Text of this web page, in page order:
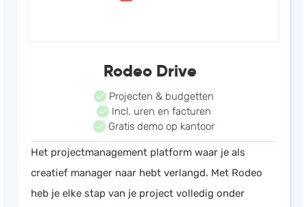
Rodeo Drive
Projecten & budgetten
Incl. uren en facturen
Gratis demo op kantoor
Het projectmanagement platform waar je als
creatief manager naar hebt verlangd. Met Rodeo
heb je elke stap van je project volledig onder